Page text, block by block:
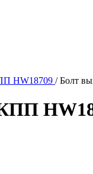
HW18709 /Болт